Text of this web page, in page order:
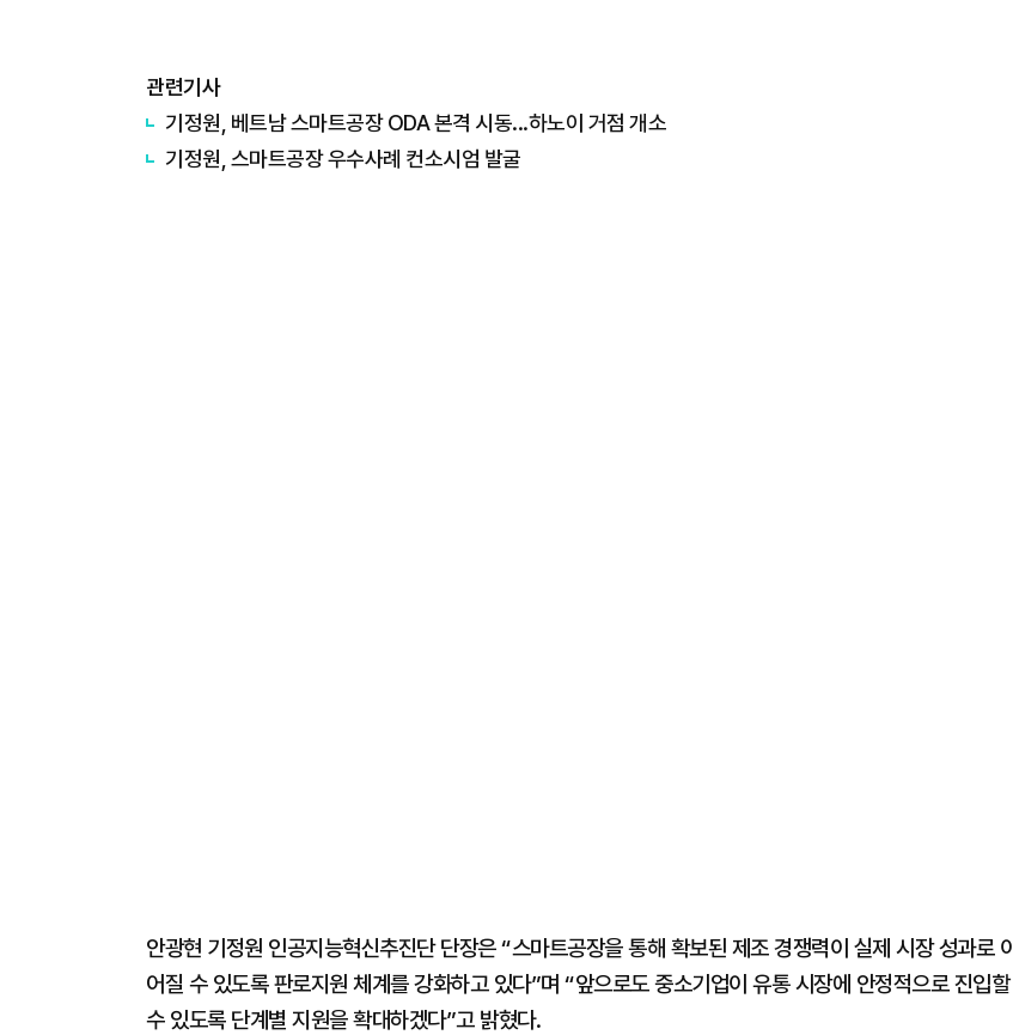
관련기사
기정원, 베트남 스마트공장 ODA 본격 시동...하노이 거점 개소
기정원, 스마트공장 우수사례 컨소시엄 발굴
안광현 기정원 인공지능혁신추진단 단장은 “스마트공장을 통해 확보된 제조 경쟁력이 실제 시장 성과로 이
어질 수 있도록 판로지원 체계를 강화하고 있다”며 “앞으로도 중소기업이 유통 시장에 안정적으로 진입할
수 있도록 단계별 지원을 확대하겠다”고 밝혔다.